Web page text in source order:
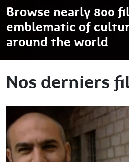
Browse nearly 800
emblematic of
around the world
Nos derniers